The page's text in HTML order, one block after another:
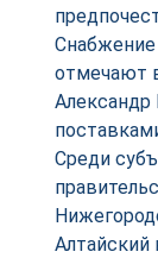
Снабжение
отмечают
Александр
Среди
Алтайский